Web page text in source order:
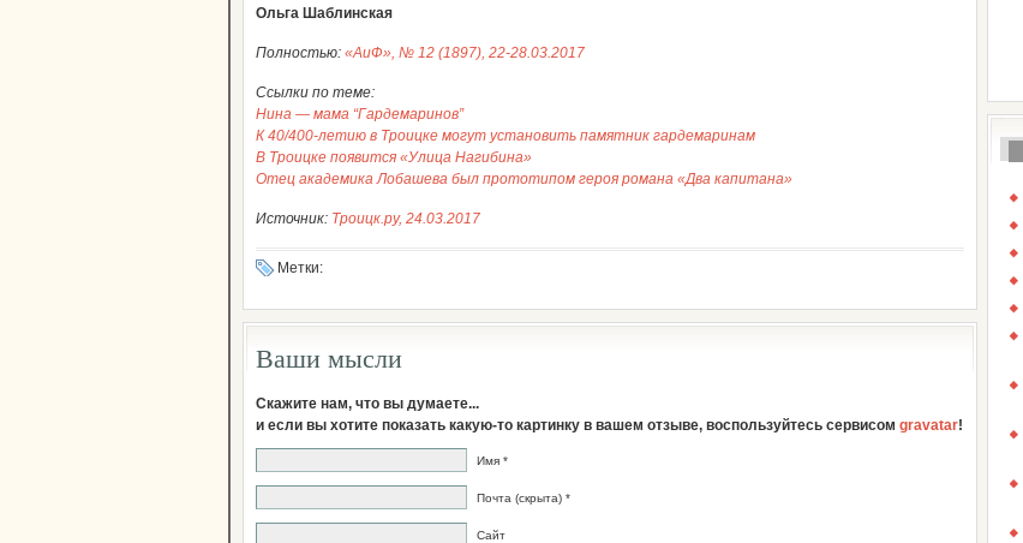
Ольга Шаблинская
Полностью: «АиФ», № 12 (1897), 22-28.03.2017
Ccылки по теме:
Нина — мама “Гардемаринов”
К 40/400-летию в Троицке могут установить памятник гардемаринам
В Троицке появится «Улица Нагибина»
Отец академика Лобашева был прототипом героя романа «Два капитана»
Источник: Троицк.ру, 24.03.2017
Метки:
Ваши мысли
Скажите нам, что вы думаете...
и если вы хотите показать какую-то картинку в вашем отзыве, воспользуйтесь сервисом gravatar!
Имя *
Почта (скрыта) *
Сайт